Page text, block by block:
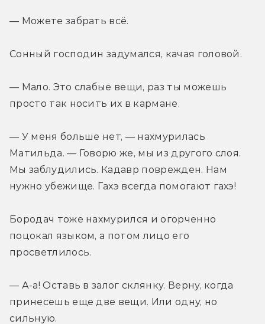
— Можете забрать всё.
Сонный господин задумался, качая головой.
— Мало. Это слабые вещи, раз ты можешь
просто так носить их в кармане.
— У меня больше нет, — нахмурилась
Матильда. — Говорю же, мы из другого слоя.
Мы заблудились. Кадавр поврежден. Нам
нужно убежище. Гахэ всегда помогают гахэ!
Бородач тоже нахмурился и огорченно
поцокал языком, а потом лицо его
просветлилось.
— А-а! Оставь в залог склянку. Верну, когда
принесешь еще две вещи. Или одну, но
сильную.